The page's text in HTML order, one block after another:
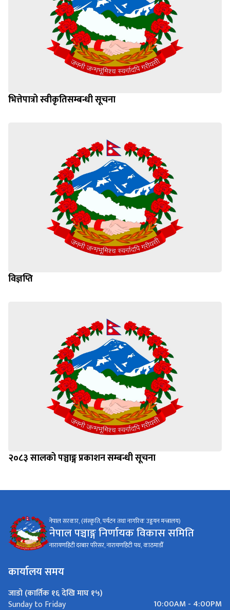
भित्तेपात्रो स्वीकृतिसम्बन्धी सूचना
विज्ञप्ति
२०८३ सालको पञ्चाङ्ग प्रकाशन सम्बन्धी सूचना
नेपाल सरकार, (संस्कृति, पर्यटन तथा नागरिक उड्डयन मन्त्रालय)
नेपाल पञ्चाङ्ग निर्णायक विकास समिति
नारायणहिटी दरबार परिसर, नारायणहिटी पथ, काठमाडौँ
कार्यालय समय
जाडो (कार्तिक १६ देखि माघ १५)
Sunday to Friday 10:00AM - 4:00PM